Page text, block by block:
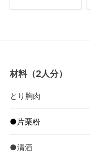
材料（2人分）
とり胸肉
●片栗粉
●清酒